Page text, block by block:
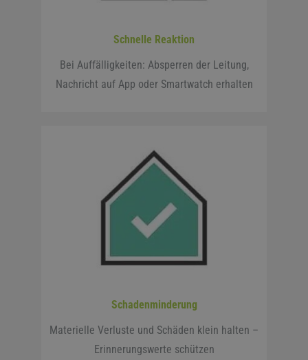
Schnelle Reaktion
Bei Auffälligkeiten: Absperren der Leitung,
Nachricht auf App oder Smartwatch erhalten
Schadenminderung
Materielle Verluste und Schäden klein halten –
Erinnerungswerte schützen